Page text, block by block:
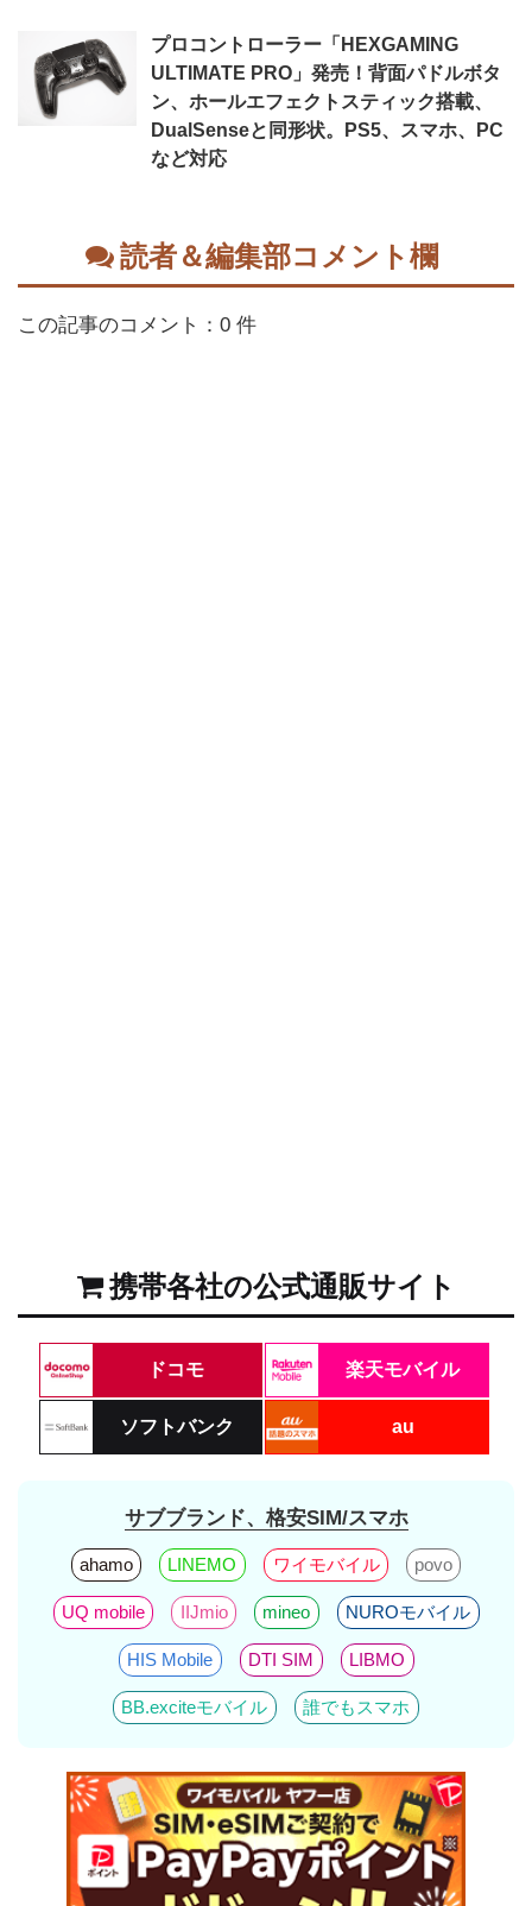
プロコントローラー「HEXGAMING
ULTIMATE PRO」発売！背面パドルボタ
ン、ホールエフェクトスティック搭載、
DualSenseと同形状。PS5、スマホ、PC
など対応
読者＆編集部コメント欄
この記事のコメント：0 件
携帯各社の公式通販サイト
ドコモ 楽天モバイル
ソフトバンク au
サブブランド、格安SIM/スマホ
ahamo LINEMO ワイモバイル povo
UQ mobile IIJmio mineo NUROモバイル
HIS Mobile DTI SIM LIBMO
BB.exciteモバイル 誰でもスマホ